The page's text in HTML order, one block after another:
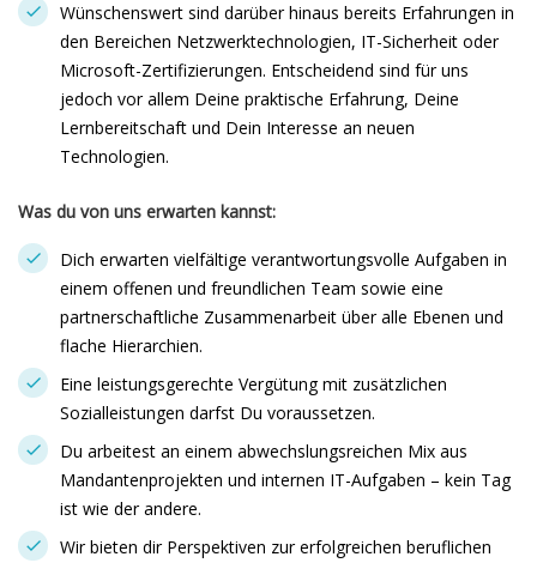
Wünschenswert sind darüber hinaus bereits Erfahrungen in
den Bereichen Netzwerktechnologien, IT-Sicherheit oder
Microsoft-Zertifizierungen. Entscheidend sind für uns
jedoch vor allem Deine praktische Erfahrung, Deine
Lernbereitschaft und Dein Interesse an neuen
Technologien.
Was du von uns erwarten kannst:
Dich erwarten vielfältige verantwortungsvolle Aufgaben in
einem offenen und freundlichen Team sowie eine
partnerschaftliche Zusammenarbeit über alle Ebenen und
flache Hierarchien.
Eine leistungsgerechte Vergütung mit zusätzlichen
Sozialleistungen darfst Du voraussetzen.
Du arbeitest an einem abwechslungsreichen Mix aus
Mandantenprojekten und internen IT-Aufgaben – kein Tag
ist wie der andere.
Wir bieten dir Perspektiven zur erfolgreichen beruflichen